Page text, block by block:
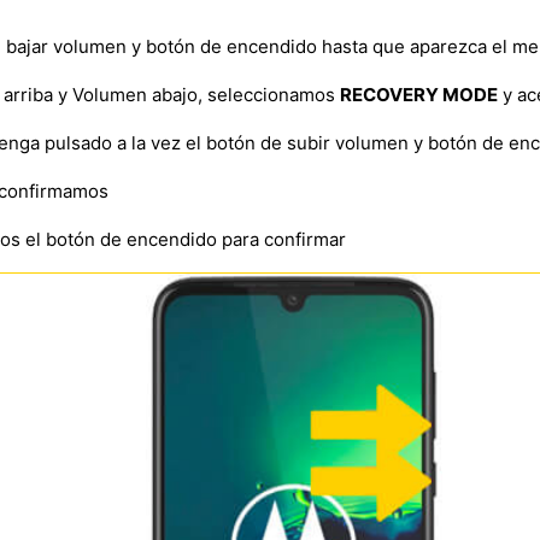
volumen y botón de encendido hasta que aparezca el
y Volumen abajo, seleccionamos RECOVERY MODE y
pulsado a la vez el botón de subir volumen y botón de
el botón de encendido para confirmar